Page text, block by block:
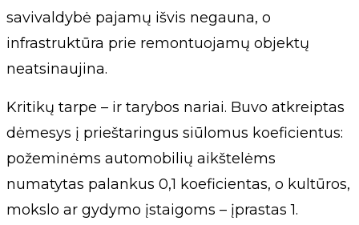
savivaldybė pajamų išvis negauna, o
infrastruktūra prie remontuojamų objektų
neatsinaujina.
Kritikų tarpe – ir tarybos nariai. Buvo atkreiptas
dėmesys į prieštaringus siūlomus koeficientus:
požeminėms automobilių aikštelėms
numatytas palankus 0,1 koeficientas, o kultūros,
mokslo ar gydymo įstaigoms – įprastas 1.